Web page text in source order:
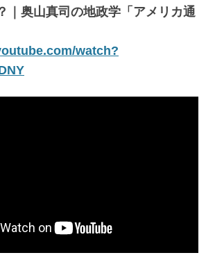
｜奥山真司の地政学「アメリカ通
watch?